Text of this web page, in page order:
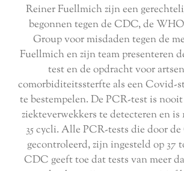
Reiner Fuellmich zijn een
begonnen tegen de CDC, de
Group voor misdaden tegen de
Fuellmich en zijn team presenteren
test en de opdracht voor
comorbiditeitssterfte als een Covid-
te bestempelen. De PCR-test is
ziekteverwekkers te detecteren en is
35 cycli. Alle PCR-tests die door
gecontroleerd, zijn ingesteld op 37
CDC geeft toe dat tests van meer